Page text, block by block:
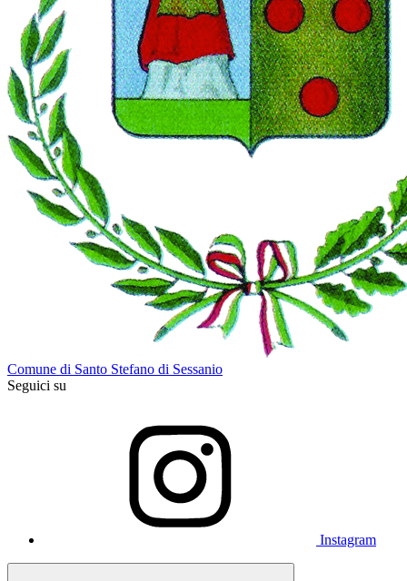
Comune di Santo Stefano di Sessanio
Seguici su
Instagram